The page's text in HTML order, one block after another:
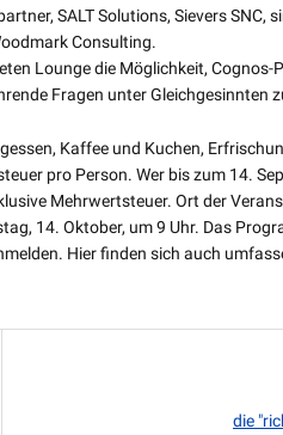
SALT Solutions, Sievers SNC,
Consulting.
Lounge die Möglichkeit, Cognos-
Fragen unter Gleichgesinnten
Kaffee und Kuchen,
pro Person. Wer bis zum 14.
Mehrwertsteuer. Ort der
14. Oktober, um 9 Uhr. Das
Hier finden sich auch
die